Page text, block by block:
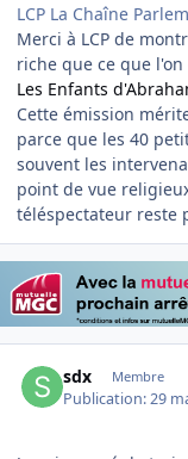
LCP La Chaîne
Merci à LCP de
riche que ce que l'on
Les Enfants
Cette émission
parce que les 40
souvent les
point de vue
téléspectateur reste
sdx Membre
Publication:29